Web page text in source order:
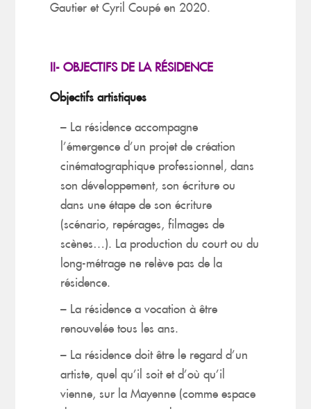
Gautier et Cyril Coupé en 2020.
II- OBJECTIFS DE LA RÉSIDENCE
Objectifs artistiques
– La résidence accompagne
l’émergence d’un projet de création
cinématographique professionnel, dans
son développement, son écriture ou
dans une étape de son écriture
(scénario, repérages, filmages de
scènes…). La production du court ou du
long-métrage ne relève pas de la
résidence.
– La résidence a vocation à être
renouvelée tous les ans.
– La résidence doit être le regard d’un
artiste, quel qu’il soit et d’où qu’il
vienne, sur la Mayenne (comme espace